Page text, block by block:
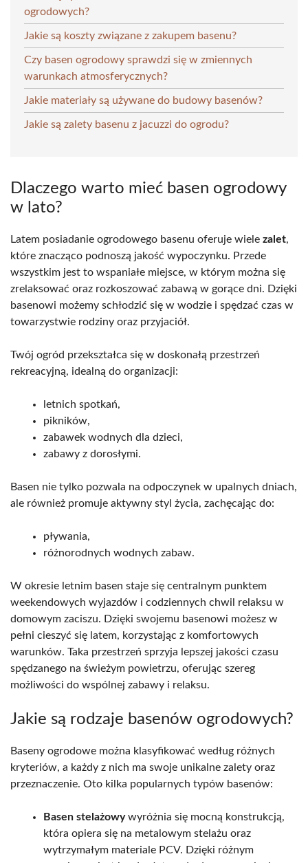
ogrodowych?
Jakie są koszty związane z zakupem basenu?
Czy basen ogrodowy sprawdzi się w zmiennych
warunkach atmosferycznych?
Jakie materiały są używane do budowy basenów?
Jakie są zalety basenu z jacuzzi do ogrodu?
Dlaczego warto mieć basen ogrodowy
w lato?
Latem posiadanie ogrodowego basenu oferuje wiele zalet,
które znacząco podnoszą jakość wypoczynku. Przede
wszystkim jest to wspaniałe miejsce, w którym można się
zrelaksować oraz rozkoszować zabawą w gorące dni. Dzięki
basenowi możemy schłodzić się w wodzie i spędzać czas w
towarzystwie rodziny oraz przyjaciół.
Twój ogród przekształca się w doskonałą przestrzeń
rekreacyjną, idealną do organizacji:
letnich spotkań,
pikników,
zabawek wodnych dla dzieci,
zabawy z dorosłymi.
Basen nie tylko pozwala na odpoczynek w upalnych dniach,
ale również promuje aktywny styl życia, zachęcając do:
pływania,
różnorodnych wodnych zabaw.
W okresie letnim basen staje się centralnym punktem
weekendowych wyjazdów i codziennych chwil relaksu w
domowym zaciszu. Dzięki swojemu basenowi możesz w
pełni cieszyć się latem, korzystając z komfortowych
warunków. Taka przestrzeń sprzyja lepszej jakości czasu
spędzanego na świeżym powietrzu, oferując szereg
możliwości do wspólnej zabawy i relaksu.
Jakie są rodzaje basenów ogrodowych?
Baseny ogrodowe można klasyfikować według różnych
kryteriów, a każdy z nich ma swoje unikalne zalety oraz
przeznaczenie. Oto kilka popularnych typów basenów:
Basen stelażowywyróżnia się mocną konstrukcją,
która opiera się na metalowym stelażu oraz
wytrzymałym materiale PCV. Dzięki różnym